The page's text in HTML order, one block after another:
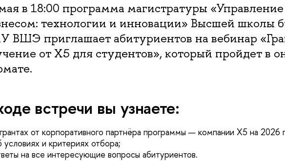
в 18:00 программа магистратуры
технологии и инновации» Высшей школы
ВШЭ приглашает абитуриентов на вебинар
от Х5 для студентов», который пройдет в
встречи вы узнаете:
от корпоративного партнёра программы — компании Х5 на 2026
и критериях отбора;
на все интересующие вопросы абитуриентов.